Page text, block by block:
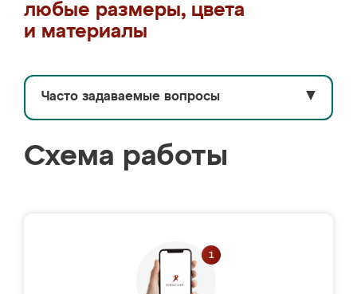
любые размеры, цвета
и материалы
Часто задаваемые вопросы ▼
Схема работы